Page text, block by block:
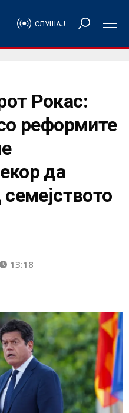
СЛУШАЈ
Рокас:
реформите
да
13:18